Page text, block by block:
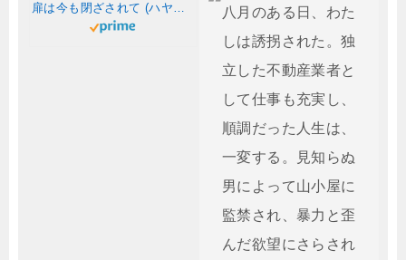
扉は今も閉ざされて (ハヤカワ・ミステリ文庫)
八月のある日、わた
しは誘拐された。独
立した不動産業者と
して仕事も充実し、
順調だった人生は、
一変する。見知らぬ
男によって山小屋に
監禁され、暴力と歪
んだ欲望にさらされ